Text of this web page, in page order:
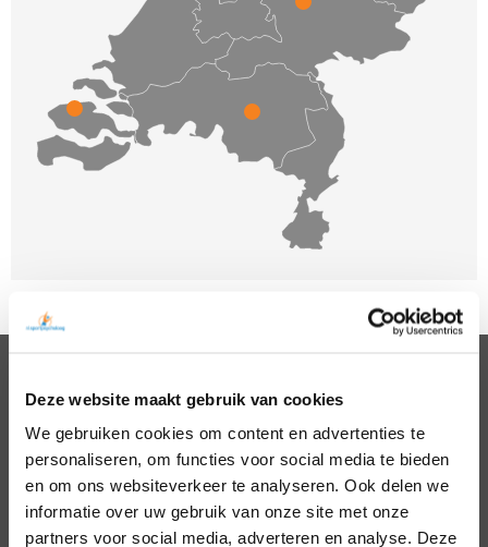
Deze website maakt gebruik van cookies
We gebruiken cookies om content en advertenties te
personaliseren, om functies voor social media te bieden
en om ons websiteverkeer te analyseren. Ook delen we
informatie over uw gebruik van onze site met onze
partners voor social media, adverteren en analyse. Deze
PSYCHOLOGEN
Noord Holland
Zuid Holland
Noord Brabant
Gelderland
Utrecht
Hillegom
Den Bosch
Eindhoven
Den Haag
Leiden